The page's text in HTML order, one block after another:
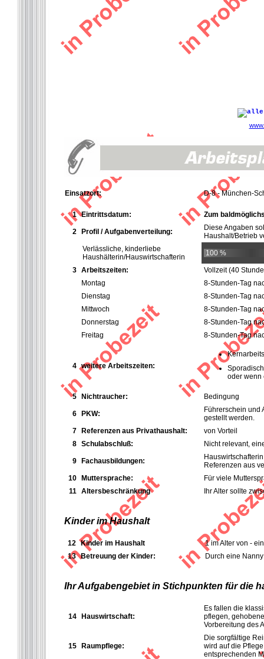
Einsatzort: D-8 - München-
1 Eintrittsdatum: Zum
2 Profil / Aufgabenverteilung:
Diese Angaben
Haushalt/Betrieb
Verlässliche, kinderliebe
Haushälterin/Hauswirtschafterin
100 %
3 Arbeitszeiten: Vollzeit(40
Montag
8-Stunden-Tag
Dienstag
8-Stunden-Tag
Mittwoch
8-Stunden-Tag
Donnerstag
8-Stunden-Tag
Freitag
8-Stunden-Tag
4 weitere Arbeitszeiten:
oder wenn
5 Nichtraucher: Bedingung
6 PKW:
Führerschein und
gestellt werden.
7
Referenzen aus Privathaushalt:
von Vorteil
8 Schulabschluß: Nicht relevant,
9 Fachausbildungen:
Referenzen aus
10
Muttersprache:
Für viele
11 Altersbeschränkung Ihr Alter sollte
Kinder im Haushalt
12 Kinder im Haushalt
1 im Alter von -
13 Betreuung der Kinder: Durch eine Nanny
Ihr Aufgabengebiet in Stichpunkten für die
14 Hauswirtschaft:
Es fallen die
pflegen,
Vorbereitung des
15 Raumpflege:
Die sorgfältige
wird auf die
entsprechenden